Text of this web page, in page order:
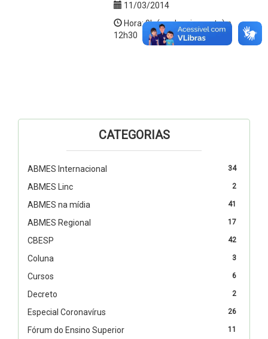
11/03/2014
Hora: 9h (credenciamento) a
12h30
CATEGORIAS
34
ABMES Internacional
2
ABMES Linc
41
ABMES na mídia
17
ABMES Regional
42
CBESP
3
Coluna
6
Cursos
2
Decreto
26
Especial Coronavírus
11
Fórum do Ensino Superior